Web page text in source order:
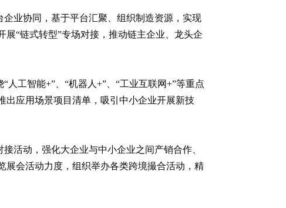
业协同，基于平台汇聚、组织制造资源，实现
“链式转型”专场对接，推动链主企业、龙头企
工智能+”、“机器人+”、“工业互联网+”等重点
出应用场景项目清单，吸引中小企业开展新技
活动，强化大企业与中小企业之间产销合作、
展会活动力度，组织举办各类跨境撮合活动，精